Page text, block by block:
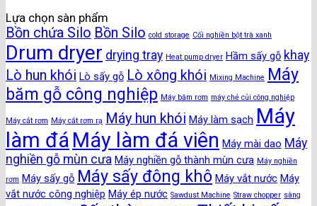
Lựa chọn sàn phẩm
Bồn chứa Silo Bồn Silo cold storage Cối nghiền bột trà xanh
Drum dryer drying tray Heat pump dryer Hầm sấy gỗ khay
Lò hun khói Lò sấy gỗ Lò xông khói Mixing Machine Máy
băm gỗ công nghiệp Máy băm rơm máy chẻ củi công nghiệp
Máy cắt rơm Máy cắt rơm rạ Máy hun khói Máy làm sạch Máy
làm đá Máy làm đá viên Máy mài dao Máy
nghiền gỗ mùn cưa Máy nghiền gỗ thành mùn cưa Máy nghiền
rơm Máy sấy gỗ Máy sấy đông khô Máy vắt nước Máy
vắt nước công nghiệp Máy ép nước Sawdust Machine Straw chopper sàng